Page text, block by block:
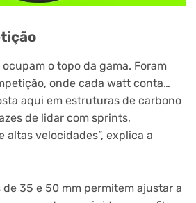
o topo da gama. Foram
onde cada watt conta…
aqui em estruturas de carbono
de lidar com sprints,
altas velocidades”, explica a
de 35 e 50 mm permitem ajustar a